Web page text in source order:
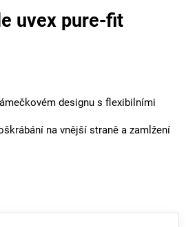
uvex pure-fit
designu s flexibilními
na vnější straně a zamlžení